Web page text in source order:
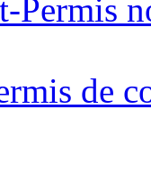
Permis
de